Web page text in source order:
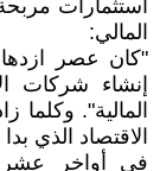
استثمارات
المالي:
"كان عصر
إنشاء شركات
المالية". وكلما
الاقتصاد الذي
في أواخر